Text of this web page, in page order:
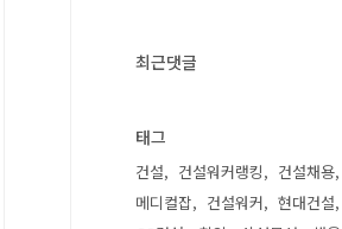
최근댓글
태그
건설 건설워커랭킹
건설채용
메디컬잡
건설워커 현대건설